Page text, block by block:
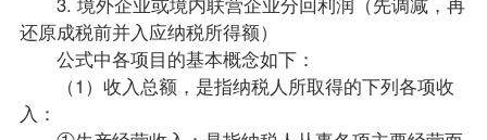
还原成税前并入应纳税所得额）
公式中各项目的基本概念如下：
（1）收入总额，是指纳税人所取得的下列各项收
入：